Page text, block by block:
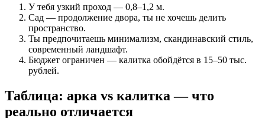
У тебя узкий проход — 0,8–1,2 м.
Сад — продолжение двора, ты не хочешь делить
пространство.
Ты предпочитаешь минимализм, скандинавский стиль,
современный ландшафт.
Бюджет ограничен — калитка обойдётся в 15–50 тыс.
рублей.
Таблица: арка vs калитка — что
реально отличается